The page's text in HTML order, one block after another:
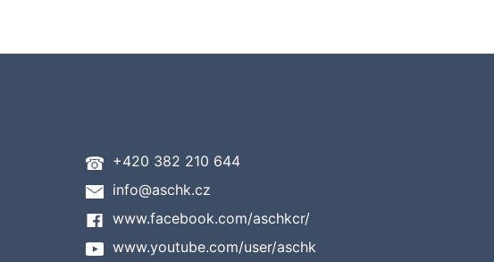
+420 382 210 644
info@aschk.cz
www.facebook.com/aschkcr/
www.youtube.com/user/aschk